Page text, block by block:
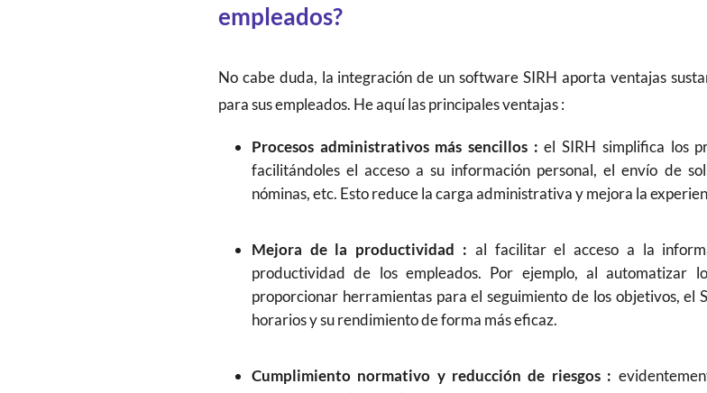
empleados?
No cabe duda, la integración de un software SIRH aporta ventajas
para sus empleados. He aquí las principales ventajas :
Procesos administrativos más sencillos : el SIRH simplifica los
facilitándoles el acceso a su información personal, el envío de
nóminas, etc. Esto reduce la carga administrativa y mejora la
Mejora de la productividad : al facilitar el acceso a la
productividad de los empleados. Por ejemplo, al automatizar
proporcionar herramientas para el seguimiento de los objetivos, el
horarios y su rendimiento de forma más eficaz.
Cumplimiento normativo y reducción de riesgos :